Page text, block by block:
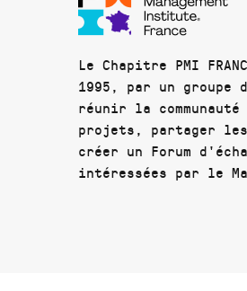
Le Chapitre PMI
1995, par un groupe
réunir la
projets, partager
créer un Forum
intéressées par le